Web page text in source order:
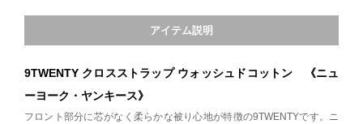
アイテム説明
9TWENTY クロスストラップ ウォッシュドコットン 《ニュ
ーヨーク・ヤンキース》
フロント部分に芯がなく柔らかな被り心地が特徴の9TWENTYです。ニ